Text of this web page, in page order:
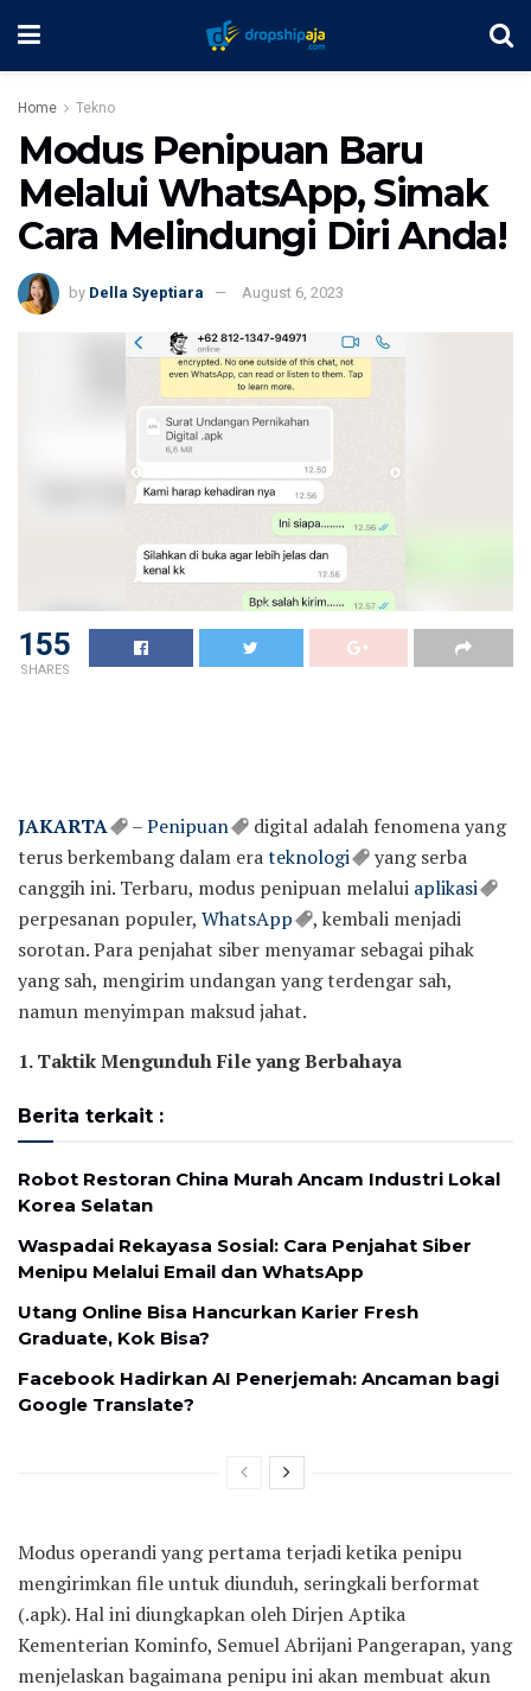
Home Tekno
Modus Penipuan Baru
Melalui WhatsApp, Simak
Cara Melindungi Diri Anda!
by Della Syeptiara August 6, 2023
155
SHARES
JAKARTA –Penipuan
digital adalah fenomena yang
terus berkembang dalam erateknologi
yang serba
canggih ini. Terbaru, modus penipuan melalui aplikasi
perpesanan populer, WhatsApp
, kembali menjadi
sorotan. Para penjahat siber menyamar sebagai pihak
yang sah, mengirim undangan yang terdengar sah,
namun menyimpan maksud jahat.
1. Taktik Mengunduh File yang Berbahaya
Berita terkait :
Robot Restoran China Murah Ancam Industri Lokal
Korea Selatan
Waspadai Rekayasa Sosial: Cara Penjahat Siber
Menipu Melalui Email dan WhatsApp
Utang Online Bisa Hancurkan Karier Fresh
Graduate, Kok Bisa?
Facebook Hadirkan AI Penerjemah: Ancaman bagi
Google Translate?
Modus operandi yang pertama terjadi ketika penipu
mengirimkan file untuk diunduh, seringkali berformat
(.apk). Hal ini diungkapkan oleh Dirjen Aptika
Kementerian Kominfo, Semuel Abrijani Pangerapan, yang
menjelaskan bagaimana penipu ini akan membuat akun